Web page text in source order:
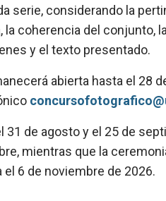
serie, considerando la
coherencia del conjunto,
y el texto presentado.
abierta hasta el 28
de agosto y el 25 de
mientras que la
6 de noviembre de 2026.